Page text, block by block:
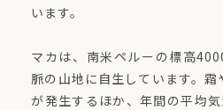
います。
マカは、南米ペルーの標高
脈の山地に自生しています。
が発生するほか、年間の平均